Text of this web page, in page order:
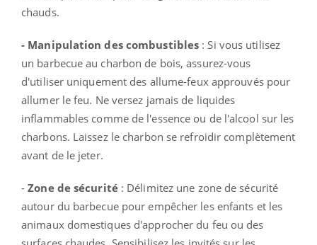
chauds.
- Manipulation des combustibles : Si vous utilisez
un barbecue au charbon de bois, assurez-vous
d'utiliser uniquement des allume-feux approuvés pour
allumer le feu. Ne versez jamais de liquides
inflammables comme de l'essence ou de l'alcool sur les
charbons. Laissez le charbon se refroidir complètement
avant de le jeter.
-Zone de sécurité: Délimitez une zone de sécurité
autour du barbecue pour empêcher les enfants et les
animaux domestiques d'approcher du feu ou des